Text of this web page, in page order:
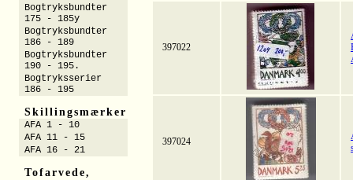
397022
397024
Bogtryksbundter
175 - 185y
Bogtryksbundter
186 - 189
Bogtryksbundter
190 - 195.
Bogtryksserier
186 - 195
Skillingsmærker
AFA 1 - 10
AFA 11 - 15
AFA 16 - 21
Tofarvede,